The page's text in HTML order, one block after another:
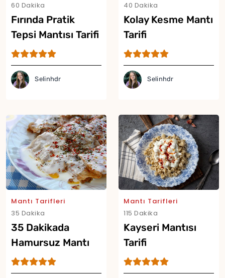
60 Dakika
Fırında Pratik
Tepsi Mantısı Tarifi
Selinhdr
40 Dakika
Kolay Kesme Mantı
Tarifi
Selinhdr
Mantı Tarifleri
35 Dakika
35 Dakikada
Hamursuz Mantı
Tarifi
Mantı Tarifleri
115 Dakika
Kayseri Mantısı
Tarifi